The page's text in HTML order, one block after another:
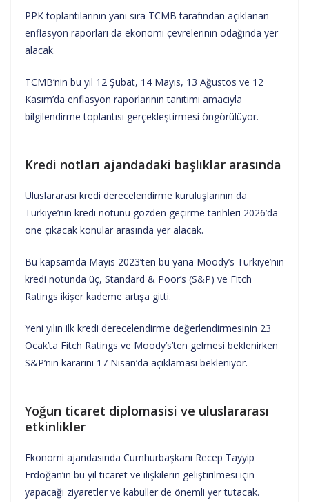
PPK toplantılarının yanı sıra TCMB tarafından açıklanan
enflasyon raporları da ekonomi çevrelerinin odağında yer
alacak.
TCMB’nin bu yıl 12 Şubat, 14 Mayıs, 13 Ağustos ve 12
Kasım’da enflasyon raporlarının tanıtımı amacıyla
bilgilendirme toplantısı gerçekleştirmesi öngörülüyor.
Kredi notları ajandadaki başlıklar arasında
Uluslararası kredi derecelendirme kuruluşlarının da
Türkiye’nin kredi notunu gözden geçirme tarihleri 2026’da
öne çıkacak konular arasında yer alacak.
Bu kapsamda Mayıs 2023’ten bu yana Moody’s Türkiye’nin
kredi notunda üç, Standard & Poor’s (S&P) ve Fitch
Ratings ikişer kademe artışa gitti.
Yeni yılın ilk kredi derecelendirme değerlendirmesinin 23
Ocak’ta Fitch Ratings ve Moody’s’ten gelmesi beklenirken
S&P’nin kararını 17 Nisan’da açıklaması bekleniyor.
Yoğun ticaret diplomasisi ve uluslararası
etkinlikler
Ekonomi ajandasında Cumhurbaşkanı Recep Tayyip
Erdoğan’ın bu yıl ticaret ve ilişkilerin geliştirilmesi için
yapacağı ziyaretler ve kabuller de önemli yer tutacak.